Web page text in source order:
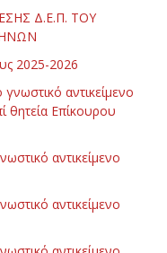
Δ.Ε.Π. ΤΟΥ
2025-2026
αντικείμενο
θητεία Επίκουρου
αντικείμενο
αντικείμενο